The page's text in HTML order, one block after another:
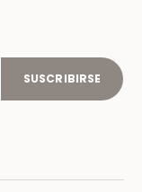
SUSCRIBIRSE